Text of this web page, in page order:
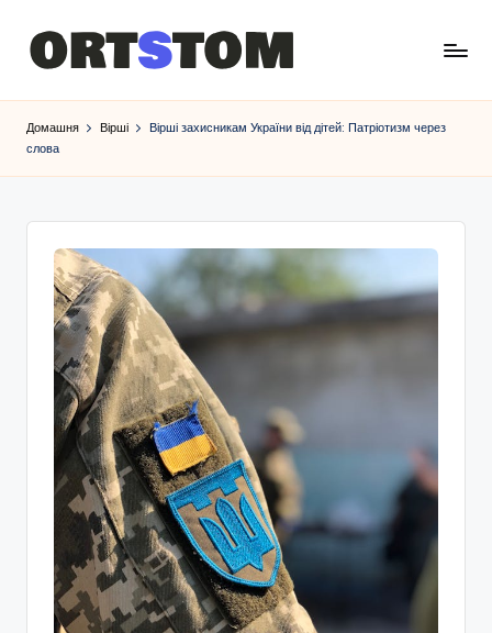
Домашня Вірші
Вірші захисникам України від дітей: Патріотизм через
слова